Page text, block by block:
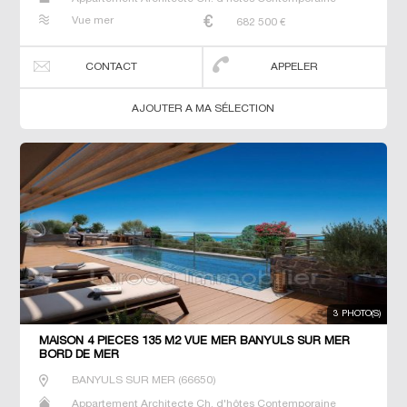
Prestige Propriété T4 T6 T7 Villa
Vue mer 682 500 €
CONTACT APPELER
AJOUTER A MA SÉLECTION
3 PHOTO(S)
MAISON 4 PIECES 135 M2 VUE MER BANYULS SUR MER
BORD DE MER
BANYULS SUR MER (66650)
Appartement Architecte Ch. d'hôtes Contemporaine